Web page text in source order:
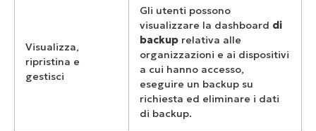
Visualizza,
ripristina e
gestisci
Gli utenti possono
visualizzare la dashboard di
backup relativa alle
organizzazioni e ai dispositivi
a cui hanno accesso,
eseguire un backup su
richiesta ed eliminare i dati
di backup.